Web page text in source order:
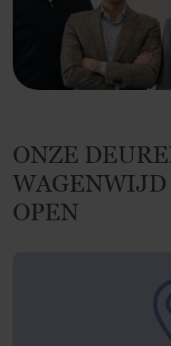
ONZE
WAGENWIJD
OPEN